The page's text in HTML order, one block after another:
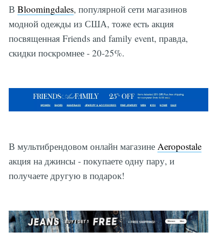
В Bloomingdales, популярной сети магазинов
модной одежды из США, тоже есть акция
посвященная Friends and family event, правда,
скидки поскромнее - 20-25%.
В мультибрендовом онлайн магазине Aeropostale
акция на джинсы - покупаете одну пару, и
получаете другую в подарок!